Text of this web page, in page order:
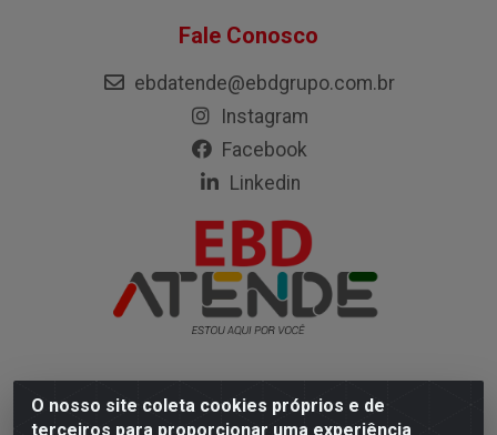
O nosso site coleta cookies próprios e de
terceiros para proporcionar uma experiência
Fale Conosco
ebdatende@ebdgrupo.com.br
Instagram
Facebook
Linkedin
Empresa Brasileira de Distribuição LTDA - Rodovia Mário